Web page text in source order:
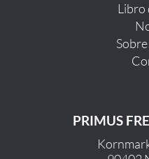
Libro
PRIMUS